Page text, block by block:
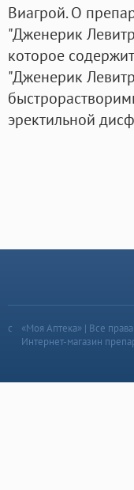
Виагрой. О
"Дженерик
которое
"Дженерик
эректильной
«Моя Аптека» | Все
Интернет-магазин